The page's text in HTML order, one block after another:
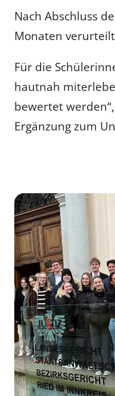
Nach Abschluss
Monaten
Für die
hautnah
bewertet
Ergänzung zum